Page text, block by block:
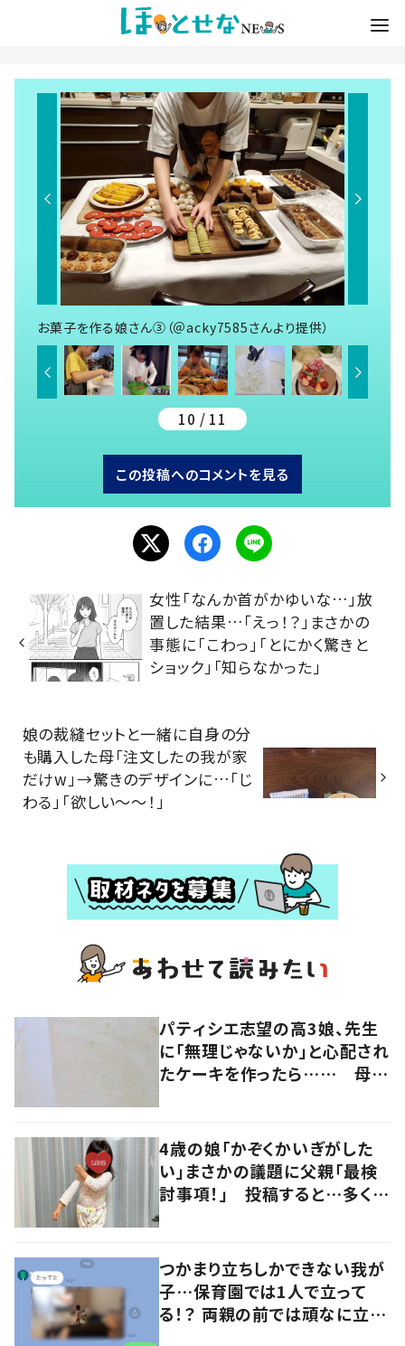
お菓子を作る娘さん③（＠acky7585さんより提供）
10 / 11
この投稿へのコメントを見る
女性「なんか首がかゆいな…」放
置した結果…「えっ！？」まさかの
事態に「こわっ」「とにかく驚きと
ショック」「知らなかった」
娘の裁縫セットと一緒に自身の分
も購入した母「注文したの我が家
だけw」→驚きのデザインに…「じ
わる」「欲しい～～！」
パティシエ志望の高3娘、先生
に「無理じゃないか」と心配され
たケーキを作ったら…… 母驚
4歳の娘「かぞくかいぎがした
い」まさかの議題に父親「最検
討事項！」 投稿すると…多くの
つかまり立ちしかできない我が
子…保育園では1人で立って
る！？ 両親の前では頑なに立た